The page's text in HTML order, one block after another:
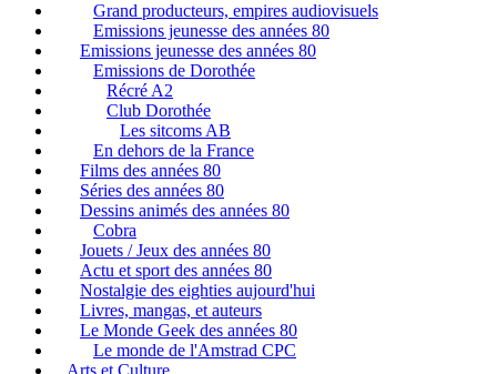
Grand producteurs, empires audiovisuels
Emissions jeunesse des années 80
Emissions jeunesse des années 80
Emissions de Dorothée
Récré A2
Club Dorothée
Les sitcoms AB
En dehors de la France
Films des années 80
Séries des années 80
Dessins animés des années 80
Cobra
Jouets / Jeux des années 80
Actu et sport des années 80
Nostalgie des eighties aujourd'hui
Livres, mangas, et auteurs
Le Monde Geek des années 80
Le monde de l'Amstrad CPC
Arts et Culture